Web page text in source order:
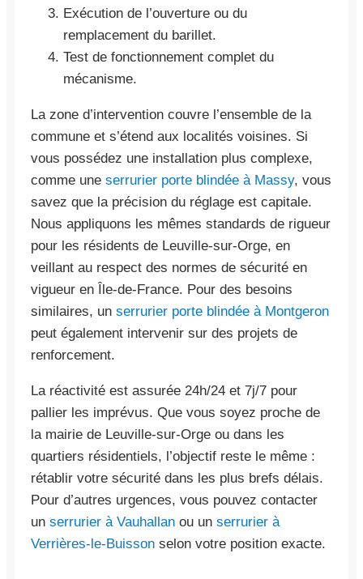
Exécution de l’ouverture ou du
remplacement du barillet.
Test de fonctionnement complet du
mécanisme.
La zone d’intervention couvre l’ensemble de la
commune et s’étend aux localités voisines. Si
vous possédez une installation plus complexe,
comme une serrurier porte blindée à Massy, vous
savez que la précision du réglage est capitale.
Nous appliquons les mêmes standards de rigueur
pour les résidents de Leuville-sur-Orge, en
veillant au respect des normes de sécurité en
vigueur en Île-de-France. Pour des besoins
similaires, un serrurier porte blindée à Montgeron
peut également intervenir sur des projets de
renforcement.
La réactivité est assurée 24h/24 et 7j/7 pour
pallier les imprévus. Que vous soyez proche de
la mairie de Leuville-sur-Orge ou dans les
quartiers résidentiels, l’objectif reste le même :
rétablir votre sécurité dans les plus brefs délais.
Pour d’autres urgences, vous pouvez contacter
un serrurier à Vauhallan ou un serrurier à
Verrières-le-Buisson selon votre position exacte.